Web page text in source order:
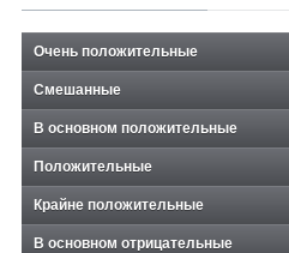
Очень положительные
Смешанные
В основном положительные
Положительные
Крайне положительные
В основном отрицательные